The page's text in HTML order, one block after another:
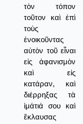
τὸν τόπον
τοῦτον καὶ ἐπὶ
τοὺς
ἐνοικοῦντας
αὐτὸν τοῦ εἶναι
εἰς ἀφανισμὸν
καὶ εἰς
κατάραν, καὶ
διέρρηξας τὰ
ἱμάτιά σου καὶ
ἔκλαυσας